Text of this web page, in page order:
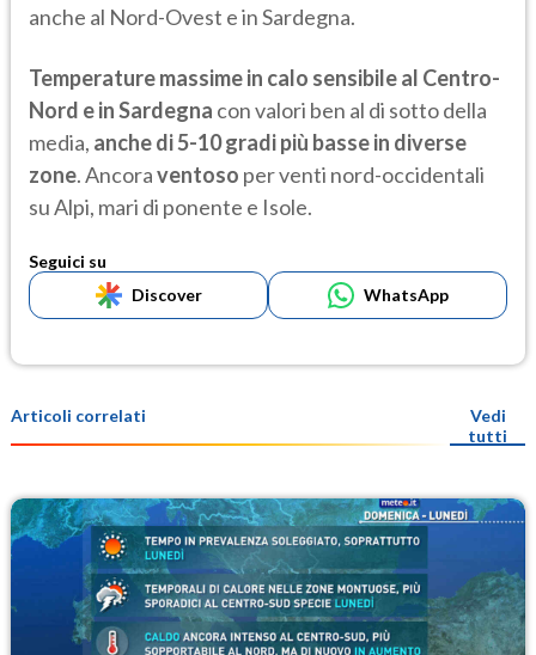
anche al Nord-Ovest e in Sardegna.
Temperature massime in calo sensibile al Centro-
Nord e in Sardegna con valori ben al di sotto della
media, anche di 5-10 gradi più basse in diverse
zone. Ancoraventoso per venti nord-occidentali
su Alpi, mari di ponente e Isole.
Seguici su
Discover
WhatsApp
Articoli correlati
Vedi
tutti